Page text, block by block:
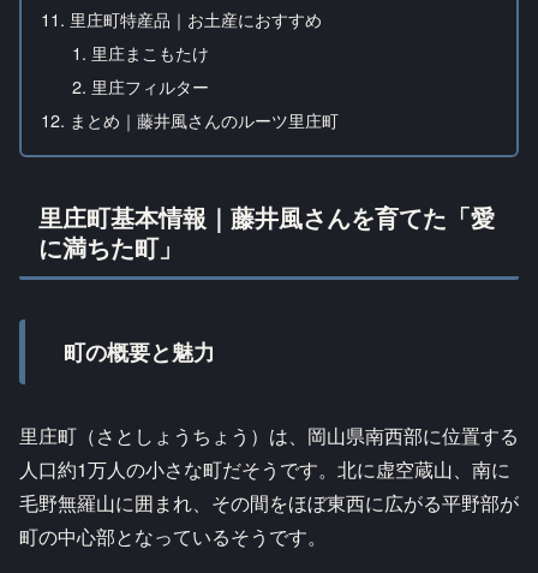
里庄町特産品｜お土産におすすめ
里庄まこもたけ
里庄フィルター
まとめ｜藤井風さんのルーツ里庄町
里庄町基本情報｜藤井風さんを育てた「愛
に満ちた町」
町の概要と魅力
里庄町（さとしょうちょう）は、岡山県南西部に位置する
人口約1万人の小さな町だそうです。北に虚空蔵山、南に
毛野無羅山に囲まれ、その間をほぼ東西に広がる平野部が
町の中心部となっているそうです。